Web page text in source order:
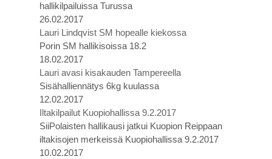
hallikilpailuissa Turussa
26.02.2017
Lauri Lindqvist SM hopealle kiekossa
Porin SM hallikisoissa 18.2
18.02.2017
Lauri avasi kisakauden Tampereella
Sisähalliennätys 6kg kuulassa
12.02.2017
Iltakilpailut Kuopiohallissa 9.2.2017
SiiPolaisten hallikausi jatkui Kuopion Reippaan
iltakisojen merkeissä Kuopiohallissa 9.2.2017
10.02.2017